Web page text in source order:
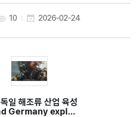
resources as
10 2026-02-24
Germany explor